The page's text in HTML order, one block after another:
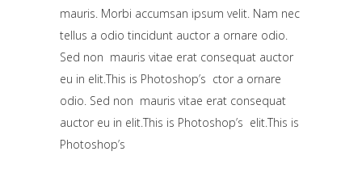
mauris. Morbi accumsan ipsum velit. Nam nec
tellus a odio tincidunt auctor a ornare odio.
Sed non mauris vitae erat consequat auctor
eu in elit.This is Photoshop’s ctor a ornare
odio. Sed non mauris vitae erat consequat
auctor eu in elit.This is Photoshop’s elit.This is
Photoshop’s